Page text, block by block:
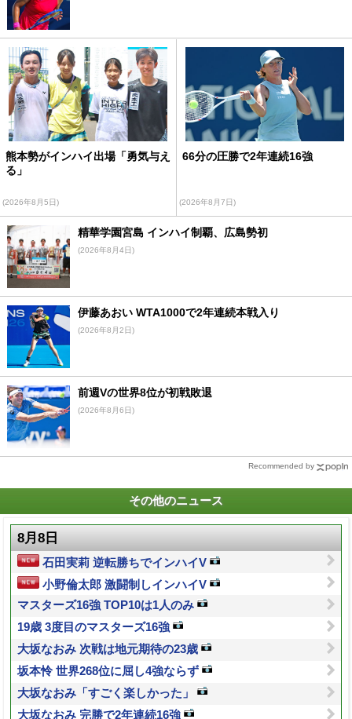
熊本勢がインハイ出場「勇気与え
る」
(2026年8月5日)
66分の圧勝で2年連続16強
(2026年8月7日)
精華学園宮島 インハイ制覇、広島勢初
(2026年8月4日)
伊藤あおい WTA1000で2年連続本戦入り
(2026年8月2日)
前週Vの世界8位が初戦敗退
(2026年8月6日)
Recommended by
その他のニュース
8月8日
石田実莉 逆転勝ちでインハイV
小野倫太郎 激闘制しインハイV
マスターズ16強 TOP10は1人のみ
19歳 3度目のマスターズ16強
大坂なおみ 次戦は地元期待の23歳
坂本怜 世界268位に屈し4強ならず
大坂なおみ「すごく楽しかった」
大坂なおみ 完勝で2年連続16強